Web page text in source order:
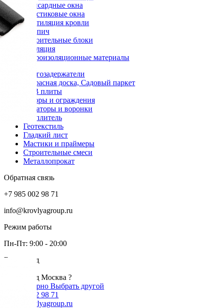
Мансардные окна
Пластиковые окна
Вентиляция кровли
Кирпич
Строительные блоки
Изоляция
Гидроизоляционные материалы
Снегозадержатели
Террасная доска, Садовый паркет
OSB плиты
Заборы и ограждения
Аэраторы и воронки
Утеплитель
Геотекстиль
Гладкий лист
Мастики и праймеры
Строительные смеси
Металлопрокат
Обратная связь
+7 985 002 98 71
info@krovlyagroup.ru
Режим работы
Пн-Пт: 9:00 - 20:00
Ваш город
Ваш город Москва ?
Да, все верно Выбрать другой
+7 985 002 98 71
info@krovlyagroup.ru